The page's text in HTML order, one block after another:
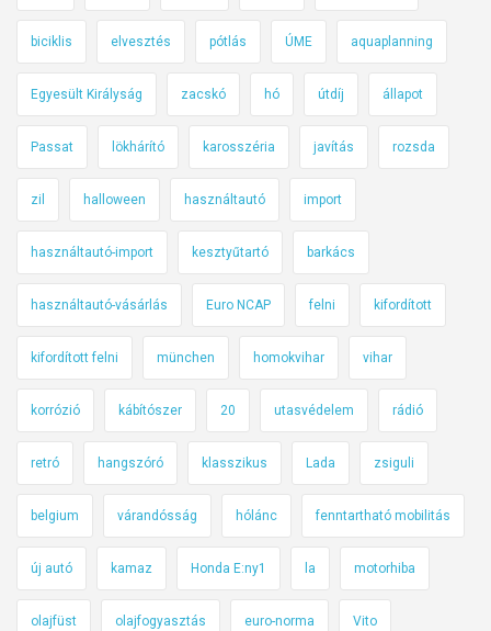
biciklis elvesztés pótlás ÚME aquaplanning
Egyesült Királyság zacskó hó útdíj állapot
Passat lökhárító karosszéria javítás rozsda
zil halloween használtautó import
használtautó-import kesztyűtartó barkács
használtautó-vásárlás Euro NCAP felni kifordított
kifordított felni münchen homokvihar vihar
korrózió kábítószer 20 utasvédelem rádió
retró hangszóró klasszikus Lada zsiguli
belgium várandósság hólánc fenntartható mobilitás
új autó kamaz Honda E:ny1 la motorhiba
olajfüst olajfogyasztás euro-norma Vito